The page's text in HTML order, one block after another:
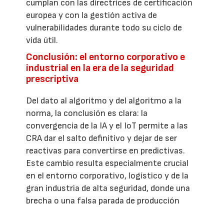
cumplan con las directrices de certificación
europea y con la gestión activa de
vulnerabilidades durante todo su ciclo de
vida útil.
Conclusión: el entorno corporativo e
industrial en la era de la seguridad
prescriptiva
Del dato al algoritmo y del algoritmo a la
norma, la conclusión es clara: la
convergencia de la IA y el IoT permite a las
CRA dar el salto definitivo y dejar de ser
reactivas para convertirse en predictivas.
Este cambio resulta especialmente crucial
en el entorno corporativo, logístico y de la
gran industria de alta seguridad, donde una
brecha o una falsa parada de producción